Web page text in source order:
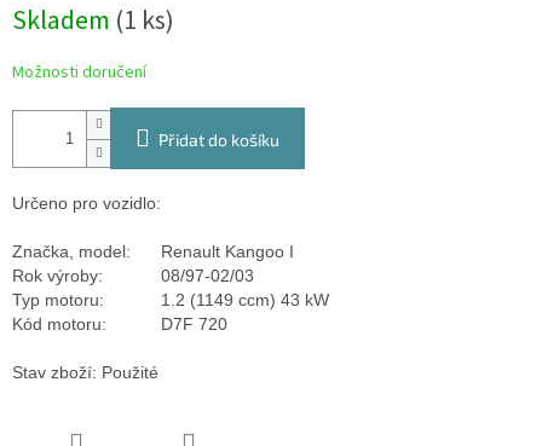
cena:
Skladem (1 ks)
Možnosti doručení
Přidat do košíku
Určeno pro vozidlo:
Značka, model:
Renault Kangoo I
Rok výroby:
08/97-02/03
Typ motoru:
1.2 (1149 ccm) 43 kW
Kód motoru:
D7F 720
Stav zboží: Použité